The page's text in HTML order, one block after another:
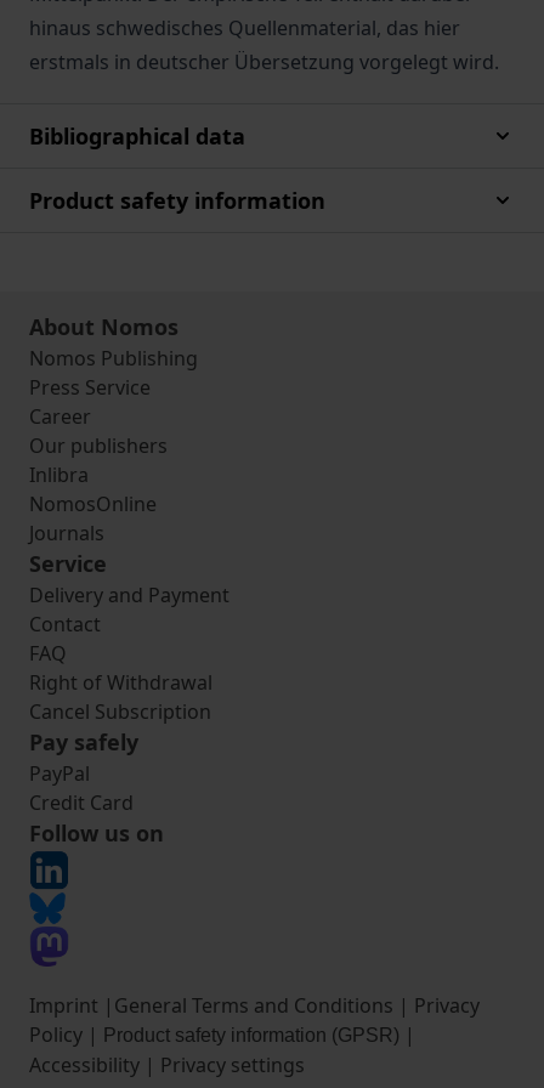
hinaus schwedisches Quellenmaterial, das hier
erstmals in deutscher Übersetzung vorgelegt wird.
Bibliographical data
Product safety information
About Nomos
Nomos Publishing
Press Service
Career
Our publishers
Inlibra
NomosOnline
Journals
Service
Delivery and Payment
Contact
FAQ
Right of Withdrawal
Cancel Subscription
Pay safely
PayPal
Credit Card
Follow us on
Imprint | General Terms and Conditions | Privacy
Policy | Product safety information (GPSR) |
Accessibility | Privacy settings